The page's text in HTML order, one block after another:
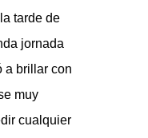
tarde de
jornada
a brillar con
muy
cualquier